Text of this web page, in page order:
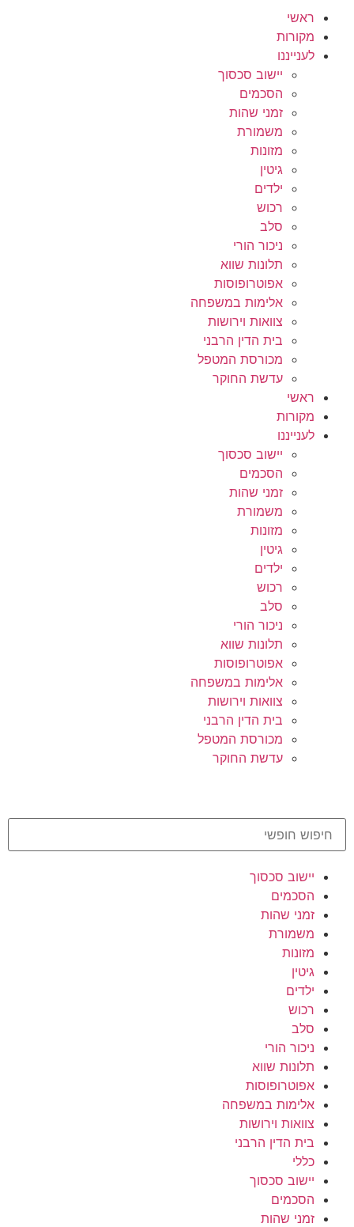
ראשי
מקורות
לענייננו
יישוב סכסוך
הסכמים
זמני שהות
משמורת
מזונות
גיטין
ילדים
רכוש
סלב
ניכור הורי
תלונות שווא
אפוטרופוסות
אלימות במשפחה
צוואות וירושות
בית הדין הרבני
מכורסת המטפל
עדשת החוקר
ראשי
מקורות
לענייננו
יישוב סכסוך
הסכמים
זמני שהות
משמורת
מזונות
גיטין
ילדים
רכוש
סלב
ניכור הורי
תלונות שווא
אפוטרופוסות
אלימות במשפחה
צוואות וירושות
בית הדין הרבני
מכורסת המטפל
עדשת החוקר
יישוב סכסוך
הסכמים
זמני שהות
משמורת
מזונות
גיטין
ילדים
רכוש
סלב
ניכור הורי
תלונות שווא
אפוטרופוסות
אלימות במשפחה
צוואות וירושות
בית הדין הרבני
כללי
יישוב סכסוך
הסכמים
זמני שהות